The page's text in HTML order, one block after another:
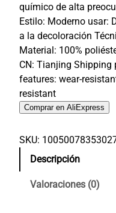
p
r
e
c
i
o
o
i
g
n
p
r
e
c
i
a
t
l
químico de alta
Estilo: Moderno usar:
a la decoloración
Material: 100%
CN: Tianjing
features: wear-
resistant
Comprar en AliExpress
SKU:
Descripción
Valoraciones (0)